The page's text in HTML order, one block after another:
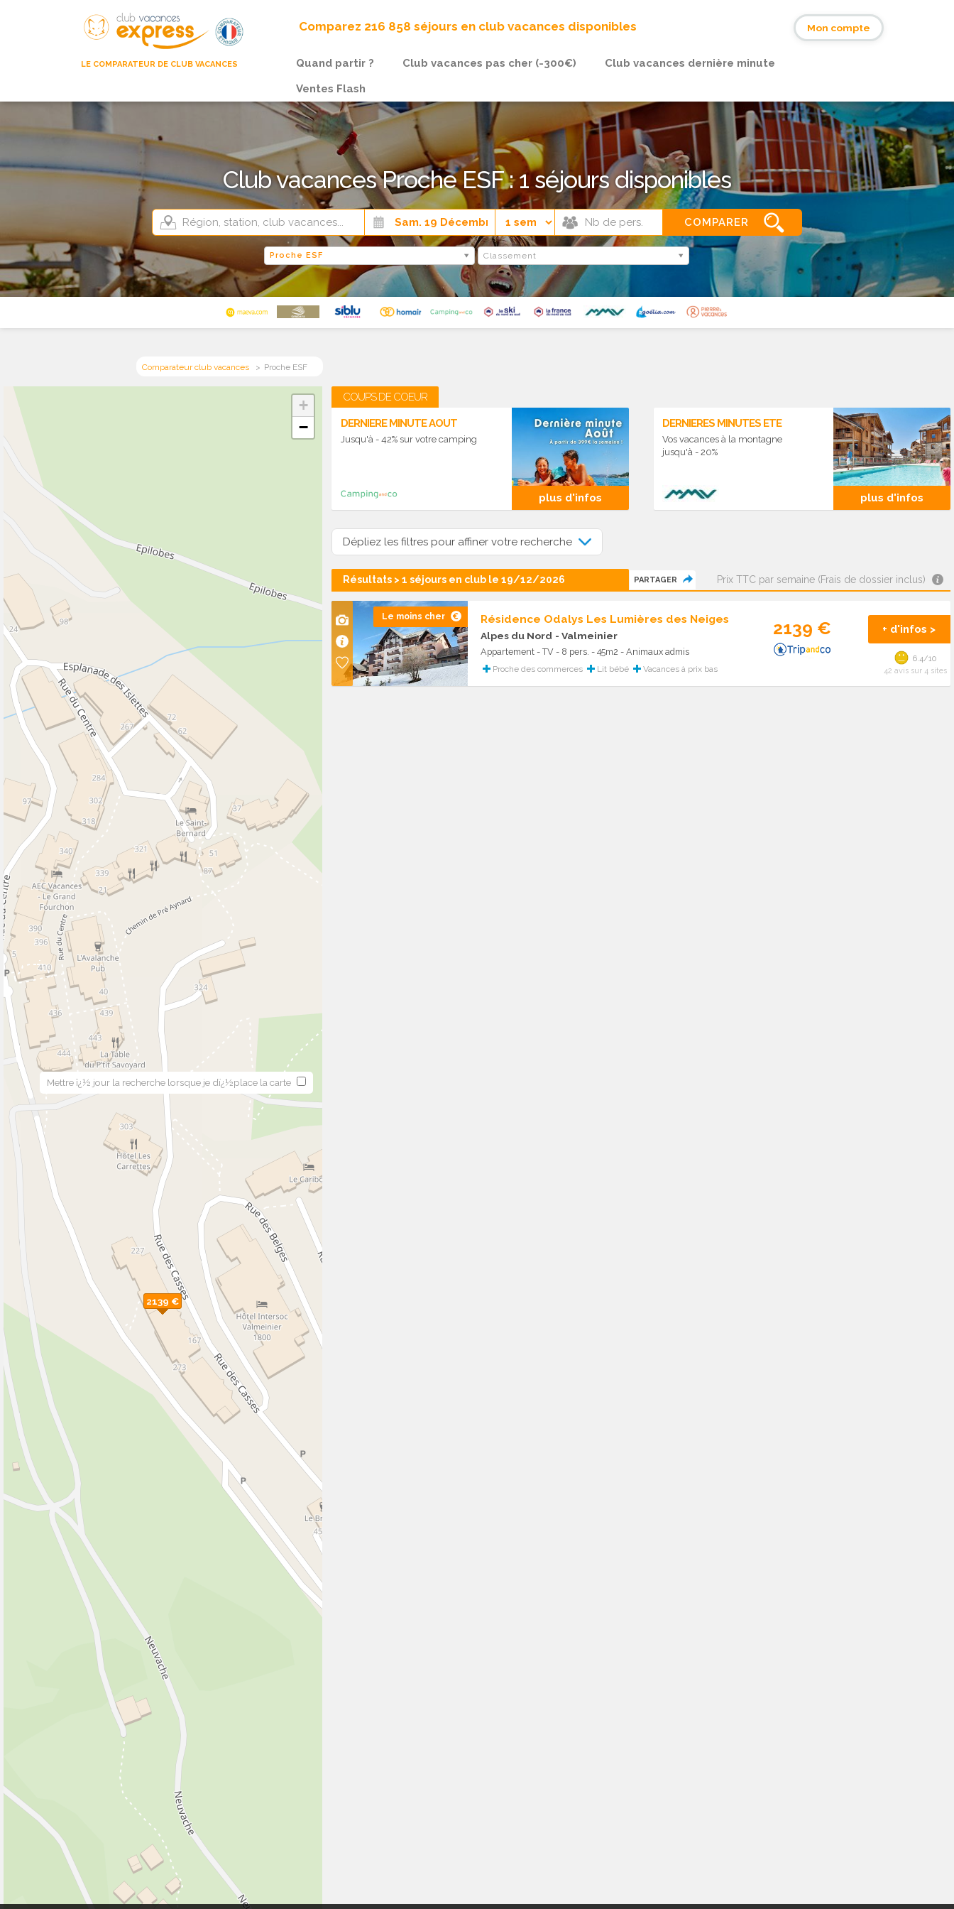
LE COMPARATEUR DE CLUB VACANCES
Comparez 216 858 séjours en club vacances disponibles Mon compte
Quand partir ? Club vacances pas cher (-300€)
Club vacances dernière minute
Ventes Flash
Club vacances Proche ESF : 1 séjours disponibles
COMPARER
Proche ESF Classement
Comparateur club vacances Proche ESF
2139 €
+
−
Mettre ï¿½ jour la recherche lorsque je dï¿½place la carte
COUPS DE COEUR
DERNIERE MINUTE AOUT
Jusqu'à - 42% sur votre camping
plus d'infos
DERNIERES MINUTES ETE
Vos vacances à la montagne
jusqu'à - 20%
plus d'infos
Dépliez les filtres pour affiner votre recherche
Résultats > 1 séjours en club le 19/12/2026 PARTAGER Prix TTC par semaine (Frais de dossier inclus)
Le moins cher Résidence Odalys Les Lumières des Neiges
Alpes du Nord - Valmeinier
Appartement - TV - 8 pers. - 45m2 - Animaux admis
Proche des commerces Lit bébé Vacances à prix bas
2139 € + d'infos >
6.4/10
42 avis sur 4 sites